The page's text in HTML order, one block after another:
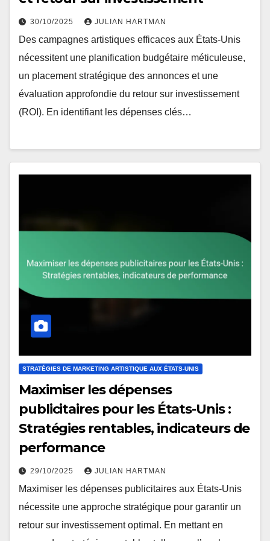
30/10/2025 JULIAN HARTMAN
Des campagnes artistiques efficaces aux États-Unis
nécessitent une planification budgétaire méticuleuse,
un placement stratégique des annonces et une
évaluation approfondie du retour sur investissement
(ROI). En identifiant les dépenses clés…
STRATÉGIES DE MARKETING ARTISTIQUE AUX ÉTATS-UNIS
Maximiser les dépenses
publicitaires pour les États-Unis :
Stratégies rentables, indicateurs de
performance
29/10/2025 JULIAN HARTMAN
Maximiser les dépenses publicitaires aux États-Unis
nécessite une approche stratégique pour garantir un
retour sur investissement optimal. En mettant en